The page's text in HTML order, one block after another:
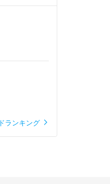
ランキング